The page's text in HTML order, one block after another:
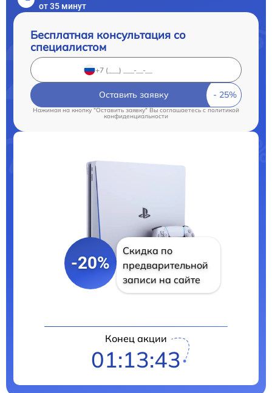
от 35 минут
Бесплатная консультация со
специалистом
Оставить заявку
Нажимая на кнопку "Оставить заявку" Вы соглашаетесь cполитикой
конфиденциальности
-20%
Скидка по
предварительной
записи на сайте
Конец акции
01:13:42